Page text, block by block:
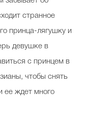
странное
принца-лягушку и
девушке в
с принцем в
чтобы снять
ее ждет много